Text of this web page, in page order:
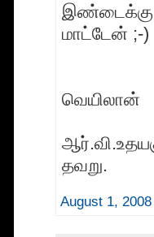
இண்டைக்கு
மாட்டேன் ;-)
வெயிலான்
தவறு.
August 1,